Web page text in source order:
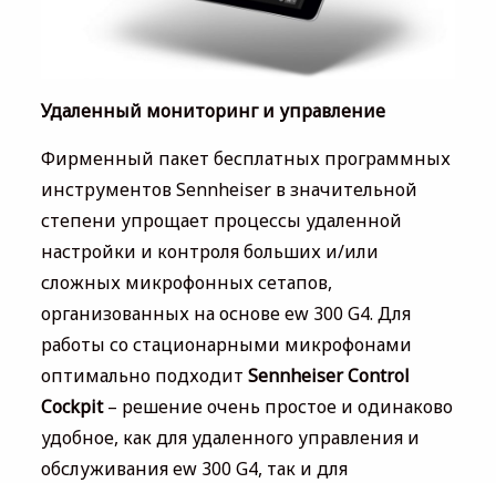
Удаленный мониторинг и управление
Фирменный пакет бесплатных программных
инструментов Sennheiser в значительной
степени упрощает процессы удаленной
настройки и контроля больших и/или
сложных микрофонных сетапов,
организованных на основе ew 300 G4. Для
работы со стационарными микрофонами
оптимально подходит Sennheiser Control
Cockpit– решение очень простое и одинаково
удобное, как для удаленного управления и
обслуживания ew 300 G4, так и для